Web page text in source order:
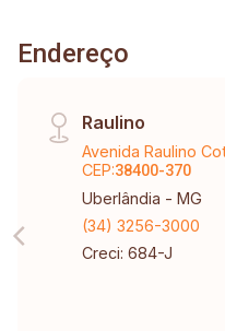
Endereço
Raulino
Avenida Raulino
CEP:38400-370
Uberlândia - MG
(34) 3256-3000
Creci: 684-J